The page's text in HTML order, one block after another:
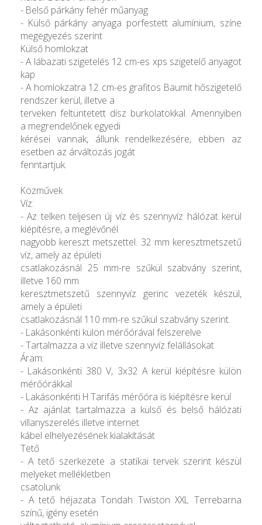
- Belső párkány fehér műanyag
- Külső párkány anyaga porfestett alumínium, színe
megegyezés szerint
Külső homlokzat
- A lábazati szigetelés 12 cm-es xps szigetelő anyagot
kap
- A homlokzatra 12 cm-es grafitos Baumit hőszigetelő
rendszer kerül, illetve a
terveken feltüntetett dísz burkolatokkal. Amennyiben
a megrendelőnek egyedi
kérései vannak, állunk rendelkezésére, ebben az
esetben az árváltozás jogát
fenntartjuk.
Közművek
Víz:
- Az telken teljesen új víz és szennyvíz hálózat kerül
kiépítésre, a meglévőnél
nagyobb kereszt metszettel. 32 mm keresztmetszetű
víz, amely az épületi
csatlakozásnál 25 mm-re szűkül szabvány szerint,
illetve 160 mm
keresztmetszetű szennyvíz gerinc vezeték készül,
amely a épületi
csatlakozásnál 110 mm-re szűkül szabvány szerint.
- Lakásonkénti külön mérőórával felszerelve
- Tartalmazza a víz illetve szennyvíz felállásokat
Áram:
- Lakásonkénti 380 V, 3x32 A kerül kiépítésre külön
mérőórákkal
- Lakásonkénti H Tarifás mérőóra is kiépítésre kerül
- Az ajánlat tartalmazza a külső és belső hálózati
villanyszerelés illetve internet
kábel elhelyezésének kialakítását
Tető
- A tető szerkezete a statikai tervek szerint készül
melyeket mellékletben
csatolunk
- A tető héjazata Tondah Twiston XXL Terrebarna
színű, igény esetén